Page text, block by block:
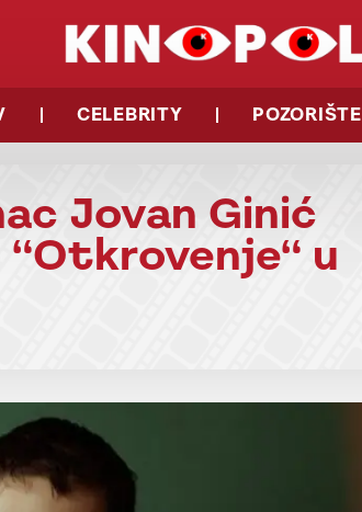
CELEBRITY POZORIŠTE
Jovan Ginić
u